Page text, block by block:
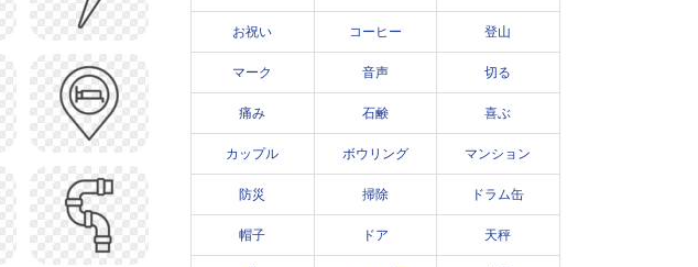
お祝い コーヒー 登山
マーク 音声 切る
痛み 石鹸 喜ぶ
カップル ボウリング マンション
防災 掃除 ドラム缶
帽子 ドア 天秤